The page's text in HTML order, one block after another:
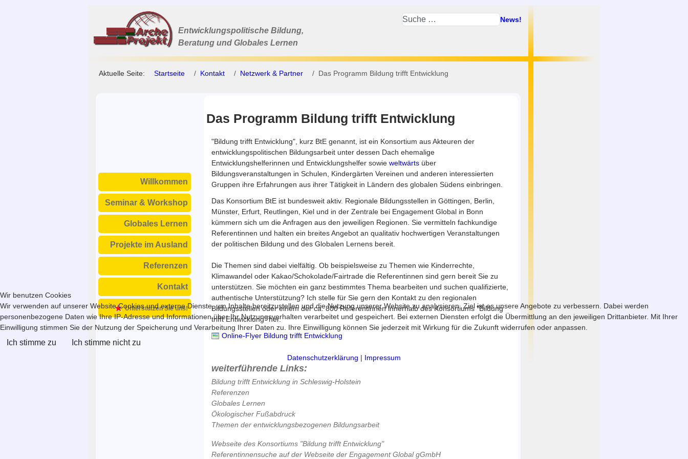
Entwicklungspolitische Bildung,
Beratung und Globales Lernen
News!
Aktuelle Seite: Startseite Kontakt Netzwerk & Partner Das Programm Bildung trifft Entwicklung
Willkommen
Seminar & Workshop
Globales Lernen
Projekte im Ausland
Referenzen
Kontakt
Unterstützen Sie uns!
Das Programm Bildung trifft Entwicklung
"Bildung trifft Entwicklung", kurz BtE genannt, ist ein Konsortium aus Akteuren der
entwicklungspolitischen Bildungsarbeit unter dessen Dach ehemalige
Entwicklungshelferinnen und Entwicklungshelfer sowie weltwärtsüber
Bildungsveranstaltungen in Schulen, Kindergärten Vereinen und anderen interessierten
Gruppen ihre Erfahrungen aus ihrer Tätigkeit in Ländern des globalen Südens einbringen.
Das Konsortium BtE ist bundesweit aktiv. Regionale Bildungsstellen in Göttingen, Berlin,
Münster, Erfurt, Reutlingen, Kiel und in der Zentrale bei Engagement Global in Bonn
kümmern sich um die Anfragen aus den jeweiligen Regionen. Sie vermitteln fachkundige
Referentinnen und halten ein breites Angebot an qualitativ hochwertigen Veranstaltungen
der politischen Bildung und des Globalen Lernens bereit.
Die Themen sind dabei vielfältig. Ob beispielsweise zu Themen wie Kinderrechte,
Klimawandel oder Kakao/Schokolade/Fairtrade die Referentinnen sind gern bereit Sie zu
unterstützen. Sie möchten ein ganz bestimmtes Thema bearbeiten und suchen qualifizierte,
authentische Unterstützung? Ich stelle für Sie gern den Kontakt zu den regionalen
Bildungsstellen oder einem der ca. 800 Referentinnen innerhalb des Konsortiums "Bildung
trifft Entwicklung" her.
Online-Flyer Bildung trifft Entwicklung
weiterführende Links:
Bildung trifft Entwicklung in Schleswig-Holstein
Referenzen
Globales Lernen
Ökologischer Fußabdruck
Themen der entwicklungsbezogenen Bildungsarbeit
Webseite des Konsortiums "Bildung trifft Entwicklung"
Referentinnensuche auf der Webseite der Engagement Global gGmbH
Wir benutzen Cookies
Wir verwenden auf unserer Website Cookies und externe Dienste, um Inhalte bereitzustellen und die Nutzung unserer Website zu analysieren. Ziel ist es unsere Angebote zu verbessern. Dabei werden
personenbezogene Daten wie Ihre IP-Adresse und Informationen über Ihr Nutzungsverhalten verarbeitet und gespeichert. Bei externen Diensten erfolgt die Übermittlung an den jeweiligen Drittanbieter. Mit Ihrer
Einwilligung stimmen Sie der Nutzung der Speicherung und Verarbeitung Ihrer Daten zu. Ihre Einwilligung können Sie jederzeit mit Wirkung für die Zukunft widerrufen oder anpassen.
Ich stimme zu Ich stimme nicht zu
Datenschutzerklärung | Impressum